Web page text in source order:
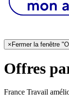
×Fermer la fenêtre
Offres
France Travail